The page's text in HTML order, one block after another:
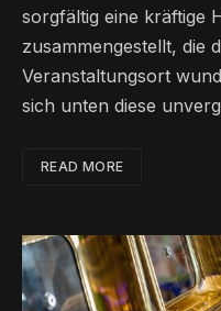
sorgfältig eine kräftige
zusammengestellt, die
Veranstaltungsort
sich unten diese
READ MORE